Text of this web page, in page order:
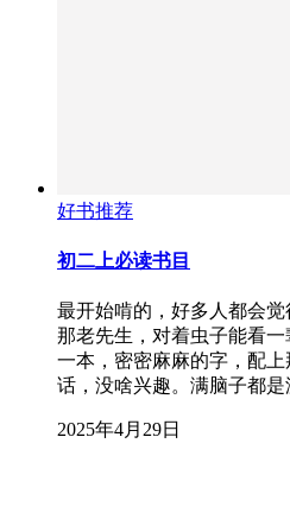
好书推荐
初二上必读书目
最开始啃的，好多人都会
那老先生，对着虫子能看
一本，密密麻麻的字，配
话，没啥兴趣。满脑子都
2025年4月29日